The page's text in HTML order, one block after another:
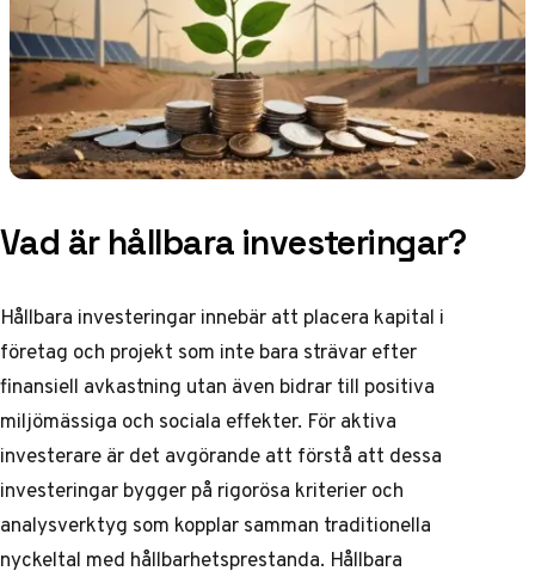
Vad är hållbara investeringar?
Hållbara investeringar innebär att placera kapital i
företag och projekt som inte bara strävar efter
finansiell avkastning utan även bidrar till positiva
miljömässiga och sociala effekter. För aktiva
investerare är det avgörande att förstå att dessa
investeringar bygger på rigorösa kriterier och
analysverktyg som kopplar samman traditionella
nyckeltal med hållbarhetsprestanda. Hållbara